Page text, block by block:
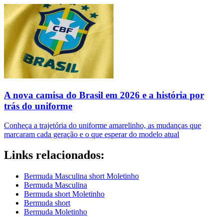
A nova camisa do Brasil em 2026 e a história por
trás do uniforme
Conheça a trajetória do uniforme amarelinho, as mudanças que
marcaram cada geração e o que esperar do modelo atual
Links relacionados:
Bermuda Masculina short Moletinho
Bermuda Masculina
Bermuda short Moletinho
Bermuda short
Bermuda Moletinho